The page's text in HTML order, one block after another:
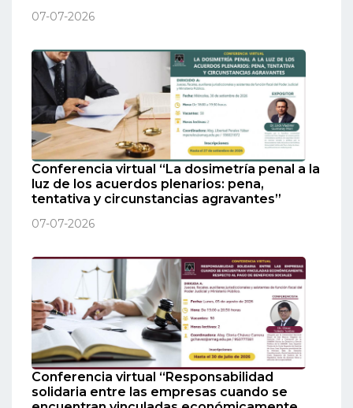
07-07-2026
Conferencia virtual “La dosimetría penal a la
luz de los acuerdos plenarios: pena,
tentativa y circunstancias agravantes”
07-07-2026
Conferencia virtual “Responsabilidad
solidaria entre las empresas cuando se